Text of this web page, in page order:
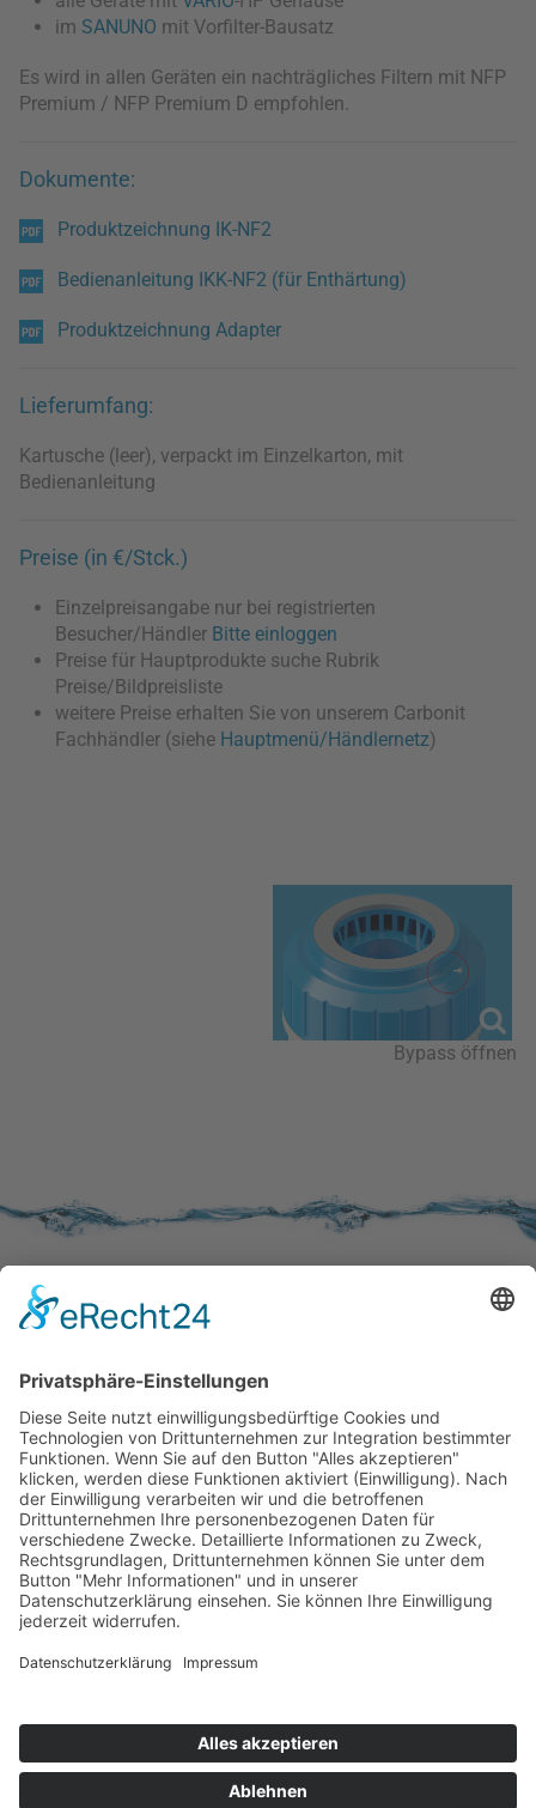
im SANUNO mit Vorfilter-Bausatz
Es wird in allen Geräten ein nachträgliches Filtern mit NFP
Premium / NFP Premium D empfohlen.
Dokumente:
Produktzeichnung IK-NF2
Bedienanleitung IKK-NF2 (für Enthärtung)
Produktzeichnung Adapter
Lieferumfang:
Kartusche (leer), verpackt im Einzelkarton, mit
Bedienanleitung
Preise (in €/Stck.)
Einzelpreisangabe nur bei registrierten
Besucher/Händler Bitte einloggen
Preise für Hauptprodukte suche Rubrik
Preise/Bildpreisliste
weitere Preise erhalten Sie von unserem Carbonit
Fachhändler (siehe Hauptmenü/Händlernetz)
Bypass öffnen
Kundenzufriedenheit
WISSENSWERTES
Broschüren
Aktivkohle
Wer filtert was
Zertifizierungen
KONTAKT
Kontaktformular
Impressum
RechtlichesAVB